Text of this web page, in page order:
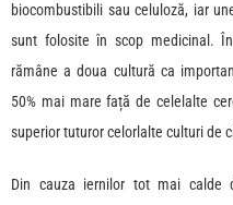
biocombustibili sau celuloză, iar
sunt folosite în scop medicinal.
rămâne a doua cultură ca
50% mai mare față de celelalte
superior tuturor celorlalte culturi de
Din cauza iernilor tot mai